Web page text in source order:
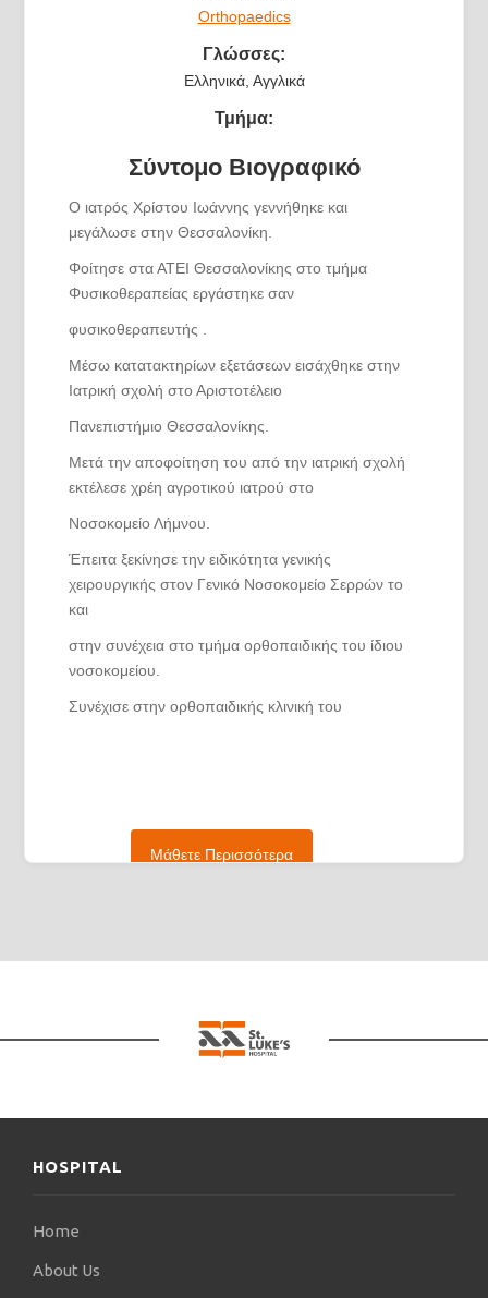
Orthopaedics
Γλώσσες:
Ελληνικά, Αγγλικά
Τμήμα:
Σύντομο Βιογραφικό
Ο ιατρός Χρίστου Ιωάννης γεννήθηκε και
μεγάλωσε στην Θεσσαλονίκη.
Φοίτησε στα ΑΤΕΙ Θεσσαλονίκης στο τμήμα
Φυσικοθεραπείας εργάστηκε σαν
φυσικοθεραπευτής .
Μέσω κατατακτηρίων εξετάσεων εισάχθηκε στην
Ιατρική σχολή στο Αριστοτέλειο
Πανεπιστήμιο Θεσσαλονίκης.
Μετά την αποφοίτηση του από την ιατρική σχολή
εκτέλεσε χρέη αγροτικού ιατρού στο
Νοσοκομείο Λήμνου.
Έπειτα ξεκίνησε την ειδικότητα γενικής
χειρουργικής στον Γενικό Νοσοκομείο Σερρών το
και
στην συνέχεια στο τμήμα ορθοπαιδικής του ίδιου
νοσοκομείου.
Συνέχισε στην ορθοπαιδικής κλινική του
Έκτοτε εργάζεται στο ιδιωτικό του ιατρείο.
Συμμετέχει ενεργά σε συνέδρια Ελλάδας και στο
Μάθετε Περισσότερα
HOSPITAL
Home
About Us